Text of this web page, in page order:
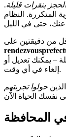
الحجز بنقرات قليلة.
المتكررة. النظام
من دقيقتين على
– يمكنك تعديل أو
إلغاء في أي وقت.
حولوا تجربتهم
المحافظة